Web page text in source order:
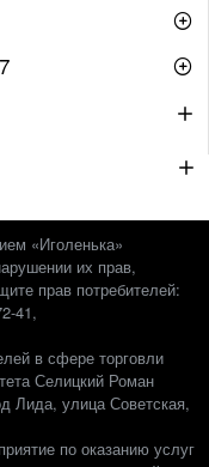
«Иголенька»
их прав,
прав потребителей:
41,
в сфере торговли
Селицкий Роман
Лида, улица Советская,
по оказанию услуг